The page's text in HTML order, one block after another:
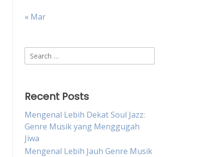
« Mar
Search
for:
Recent Posts
Mengenal Lebih Dekat Soul Jazz:
Genre Musik yang Menggugah
Jiwa
Mengenal Lebih Jauh Genre Musik